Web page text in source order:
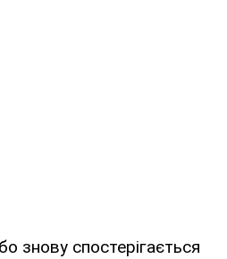
знову спостерігається